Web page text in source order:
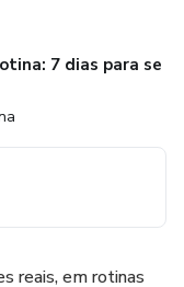
7 dias para se
reais, em rotinas